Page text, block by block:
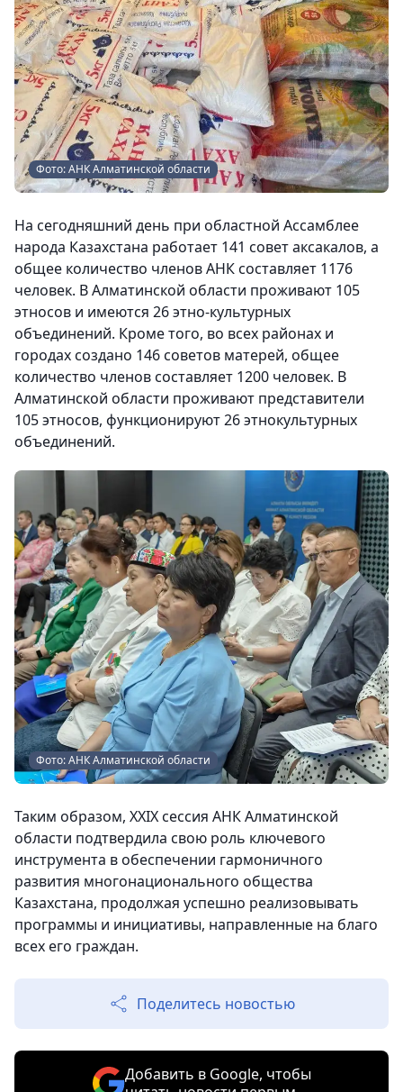
Фото: АНК Алматинской области
На сегодняшний день при областной Ассамблее
народа Казахстана работает 141 совет аксакалов, а
общее количество членов АНК составляет 1176
человек. В Алматинской области проживают 105
этносов и имеются 26 этно-культурных
объединений. Кроме того, во всех районах и
городах создано 146 советов матерей, общее
количество членов составляет 1200 человек. В
Алматинской области проживают представители
105 этносов, функционируют 26 этнокультурных
объединений.
Фото: АНК Алматинской области
Таким образом, XXIX сессия АНК Алматинской
области подтвердила свою роль ключевого
инструмента в обеспечении гармоничного
развития многонационального общества
Казахстана, продолжая успешно реализовывать
программы и инициативы, направленные на благо
всех его граждан.
Поделитесь новостью
Добавить в Google, чтобы